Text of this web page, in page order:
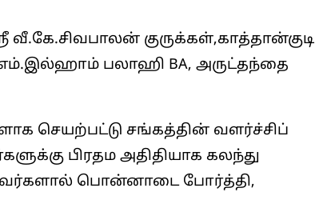
குருக்கள்,காத்தான்குடி
பலாஹி BA, அருட்தந்தை
செயற்பட்டு சங்கத்தின் வளர்ச்சிப்
பிரதம அதிதியாக கலந்து
அவர்களால் பொன்னாடை போர்த்தி,